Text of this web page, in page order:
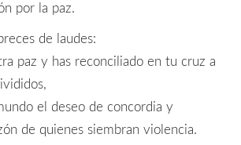
por la paz.
de laudes:
paz y has reconciliado en tu cruz a
el deseo de concordia y
de quienes siembran violencia.